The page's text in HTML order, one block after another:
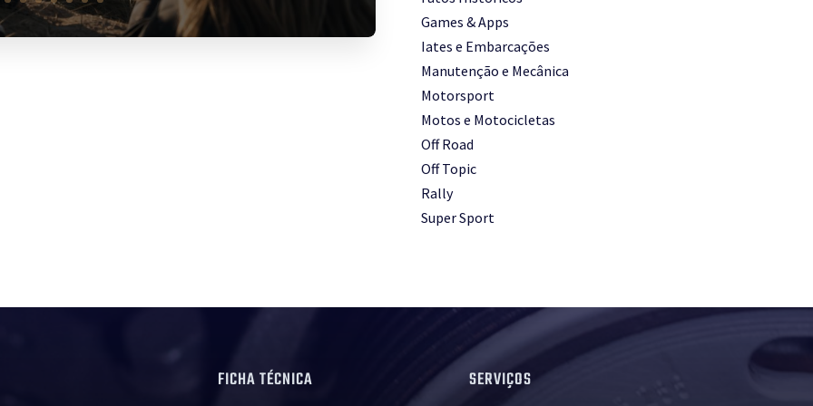
Games & Apps
Iates e Embarcações
Manutenção e Mecânica
Motorsport
Motos e Motocicletas
Off Road
Off Topic
Rally
Super Sport
FICHA TÉCNICA SERVIÇOS